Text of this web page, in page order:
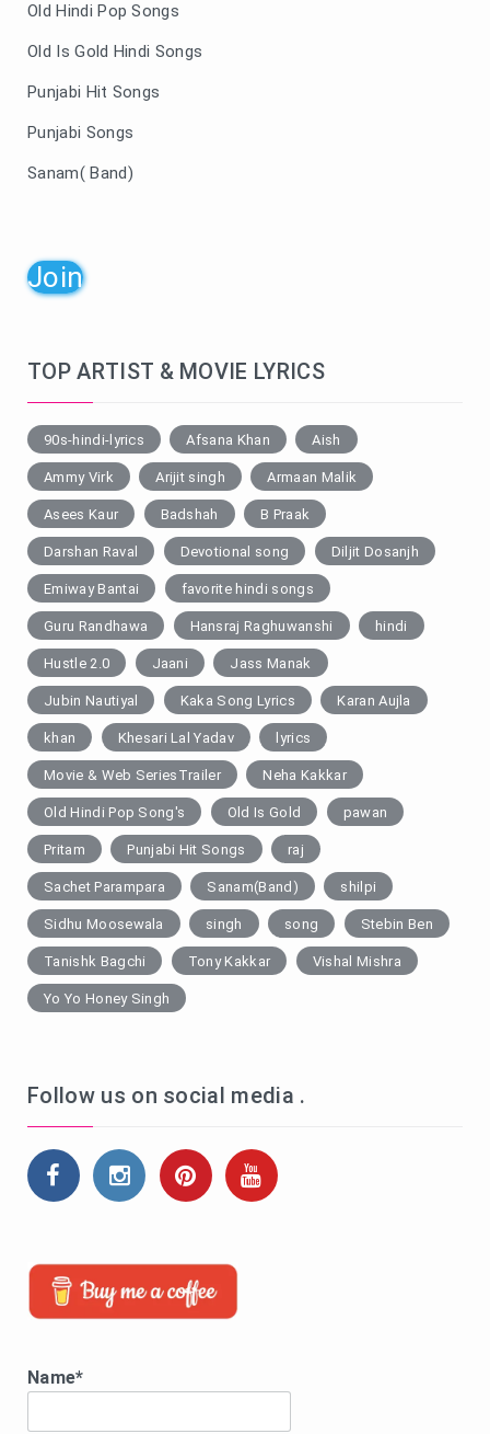
Old Hindi Pop Songs
Old Is Gold Hindi Songs
Punjabi Hit Songs
Punjabi Songs
Sanam( Band)
Join
TOP ARTIST & MOVIE LYRICS
90s-hindi-lyrics Afsana Khan Aish
Ammy Virk Arijit singh Armaan Malik
Asees Kaur Badshah B Praak
Darshan Raval Devotional song Diljit Dosanjh
Emiway Bantai favorite hindi songs
Guru Randhawa Hansraj Raghuwanshi hindi
Hustle 2.0 Jaani Jass Manak
Jubin Nautiyal Kaka Song Lyrics Karan Aujla
khan Khesari Lal Yadav lyrics
Movie & Web SeriesTrailer Neha Kakkar
Old Hindi Pop Song's Old Is Gold pawan
Pritam Punjabi Hit Songs raj
Sachet Parampara Sanam(Band) shilpi
Sidhu Moosewala singh song Stebin Ben
Tanishk Bagchi Tony Kakkar Vishal Mishra
Yo Yo Honey Singh
Follow us on social media .
Name*